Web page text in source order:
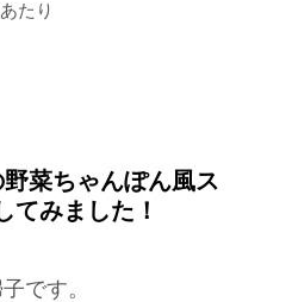
たり
菜ちゃんぽん風ス
てみました！
です。